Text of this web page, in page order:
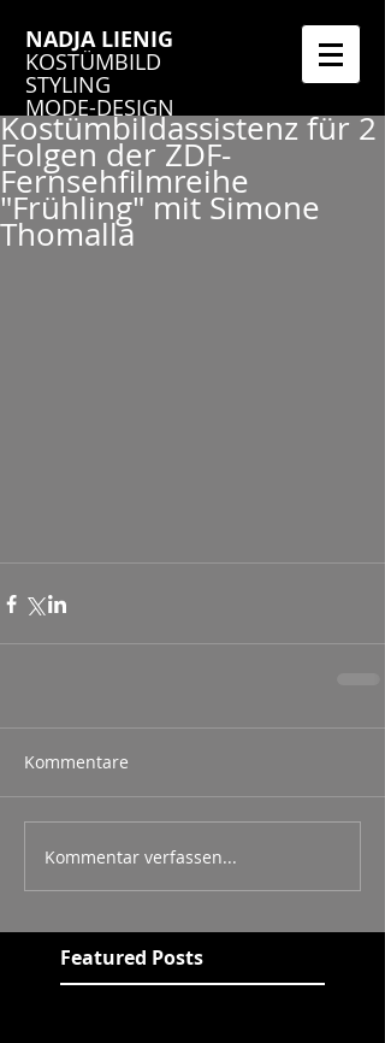
NADJA LIENIG
KOSTÜMBILD
STYLING
MODE-DESIGN
Featured Posts
Kostümbildassistenz für 2
Folgen der ZDF-
Fernsehfilmreihe
"Frühling" mit Simone
Thomalla
Kommentare
Kommentar verfassen...